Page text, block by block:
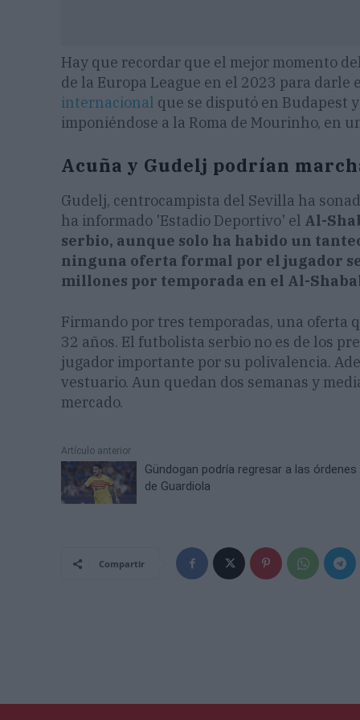
Hay que recordar que el mejor momento
de la Europa League en el 2023 para
internacional que se disputó en Budapest
imponiéndose a la Roma de Mourinho, en
Acuña y Gudelj podrían
Gudelj, centrocampista del Sevilla ha
ha informado 'Estadio Deportivo' el Al-
serbio, aunque solo ha habido un
ninguna oferta formal por el jugador
millones por temporada en el Al-
Firmando por tres temporadas, una
32 años. El futbolista serbio no es de los
jugador importante por su polivalencia.
vestuario. Aun quedan dos semanas y
mercado.
Artículo anterior
Gündogan podría regresar a las órdenes
de Guardiola
Compartir